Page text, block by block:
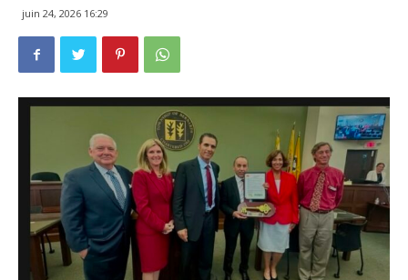
juin 24, 2026 16:29